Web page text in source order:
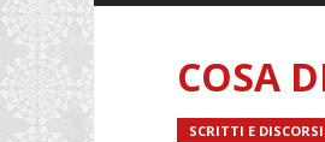
COSA
SCRITTI E DISCORSI